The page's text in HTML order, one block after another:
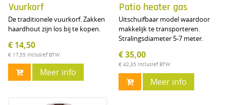
Vuurkorf
De traditionele vuurkorf. Zakken
haardhout zijn los bij te kopen.
€ 14,50
€ 17,55 Inclusief BTW
Meer info
Patio heater gas
Uitschuifbaar model waardoor
makkelijk te transporteren.
Stralingsdiameter 5-7 meter.
€ 35,00
€ 42,35 Inclusief BTW
Meer info